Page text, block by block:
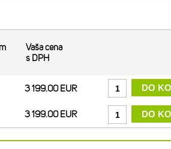
Vaša cena
s DPH
3 199.00 EUR
3 199.00 EUR